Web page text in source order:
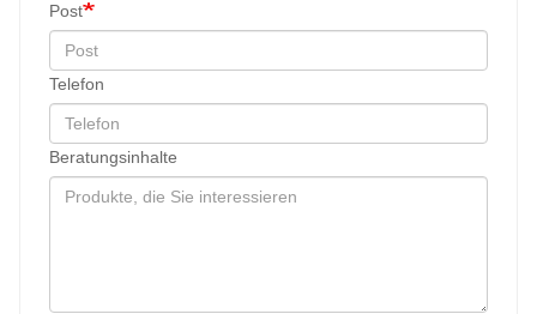
Post
Telefon
Beratungsinhalte